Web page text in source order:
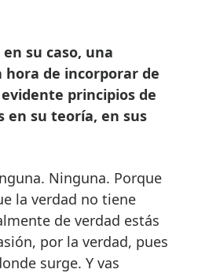
su caso, una
hora de incorporar de
principios de
en su teoría, en sus
Ninguna. Porque
la verdad no tiene
de verdad estás
por la verdad, pues
surge. Y vas